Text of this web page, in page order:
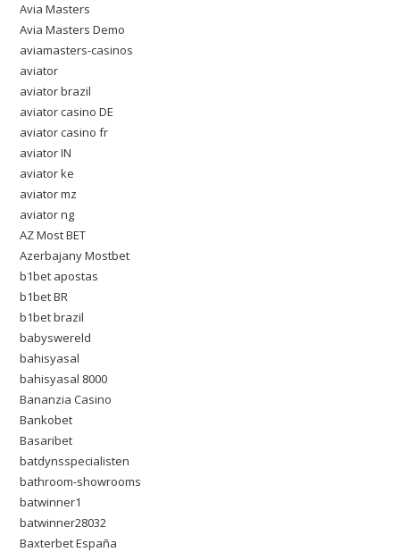
Avia Masters
Avia Masters Demo
aviamasters-casinos
aviator
aviator brazil
aviator casino DE
aviator casino fr
aviator IN
aviator ke
aviator mz
aviator ng
AZ Most BET
Azerbajany Mostbet
b1bet apostas
b1bet BR
b1bet brazil
babyswereld
bahisyasal
bahisyasal 8000
Bananzia Casino
Bankobet
Basaribet
batdynsspecialisten
bathroom-showrooms
batwinner1
batwinner28032
Baxterbet España